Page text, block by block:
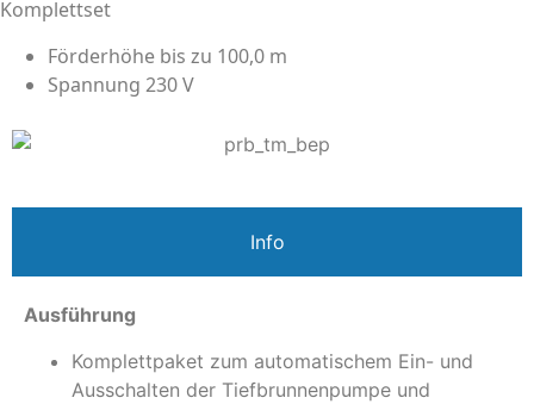
Komplettset
Förderhöhe bis zu 100,0 m
Spannung 230 V
Info
Ausführung
Komplettpaket zum automatischem Ein- und
Ausschalten der Tiefbrunnenpumpe und